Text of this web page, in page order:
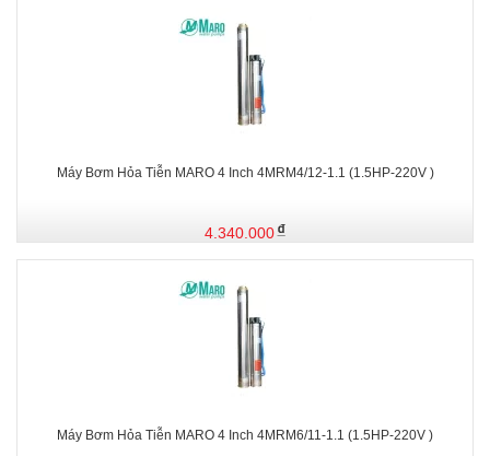
Máy Bơm Hỏa Tiễn MARO 4 Inch 4MRM4/12-1.1 (1.5HP-220V )
4.340.000
Máy Bơm Hỏa Tiễn MARO 4 Inch 4MRM6/11-1.1 (1.5HP-220V )